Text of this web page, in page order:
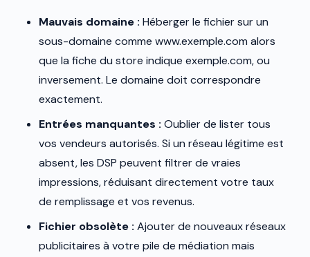
Mauvais domaine : Héberger le fichier sur un
sous-domaine comme www.exemple.com alors
que la fiche du store indique exemple.com, ou
inversement. Le domaine doit correspondre
exactement.
Entrées manquantes : Oublier de lister tous
vos vendeurs autorisés. Si un réseau légitime est
absent, les DSP peuvent filtrer de vraies
impressions, réduisant directement votre taux
de remplissage et vos revenus.
Fichier obsolète : Ajouter de nouveaux réseaux
publicitaires à votre pile de médiation mais